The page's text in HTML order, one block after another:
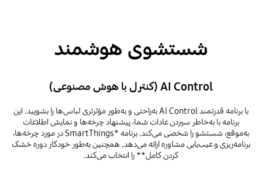
شستشوی هوشمند
AI Control (کنترل با هوش مصنوعی)
با برنامه قدرتمند AI Control به‌راحتی و به‌طور مؤثرتری لباس‌ها را بشویید. این
برنامه با به‌خاطر سپردن عادات شما، پیشنهاد چرخه‌ها و نمایش اطلاعات
به‌موقع، شستشو را شخصی می‌کند. برنامه SmartThings*‎ در مورد چرخه‌ها،
برنامه‌ریزی و عیب‌یابی مشاوره ارائه می‌دهد. همچنین به‌طور خودکار دوره خشک
کردن کامل** را انتخاب می‌کند.